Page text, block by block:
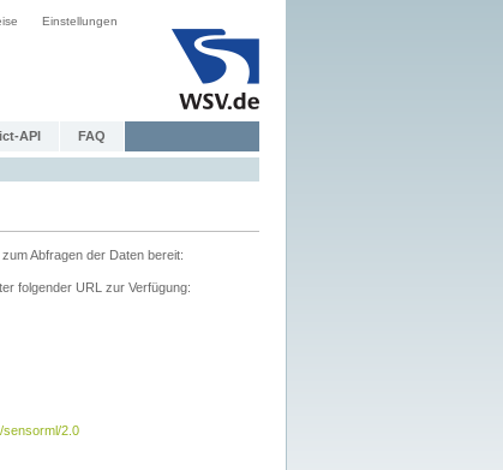
Einstellungen
API FAQ
Abfragen der Daten bereit:
folgender URL zur Verfügung:
sensorml/2.0